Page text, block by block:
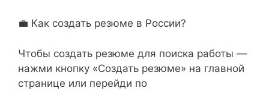
💼 Как создать резюме в России?
Чтобы создать резюме для поиска работы —
нажми кнопку «Создать резюме» на главной
странице или перейди по